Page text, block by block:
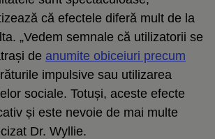
că efectele diferă mult de la
„Vedem semnale că utilizatorii se
de anumite obiceiuri precum
impulsive sau utilizarea
sociale. Totuși, aceste efecte
și este nevoie de mai multe
Dr. Wyllie.